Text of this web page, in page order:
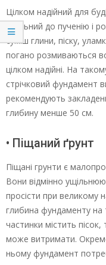
Цілком надійний для
схильний до пученію і
суміш глини, піску,
погано розмиваються
цілком надійні. На
стрічковий фундамент
рекомендують
глибину менше 50 см.
• Піщаний ґрунт
Піщані грунти є
Вони відмінно
просісти при великому
глибина фундаменту на
частинки містить
може витримати.
ньому фундамент